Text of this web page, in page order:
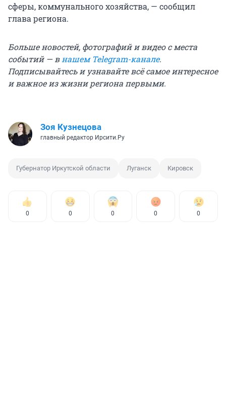
сферы, коммунального хозяйства, — сообщил
глава региона.
Больше новостей, фотографий и видео с места
событий — в нашем Telegram-канале.
Подписывайтесь и узнавайте всё самое интересное
и важное из жизни региона первыми.
Зоя Кузнецова
главный редактор Ирсити.Ру
Губернатор Иркутской области Луганск Кировск
0 0 0 0 0